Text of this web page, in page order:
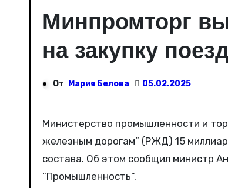
Минпромторг
на закупку
От Мария Белова 05.02.2025
Министерство промышленности и торговли Российской Федерации в этом году предоставит “Российским
железным дорогам” (РЖД) 15
состава. Об этом сообщил министр
“Промышленность”.